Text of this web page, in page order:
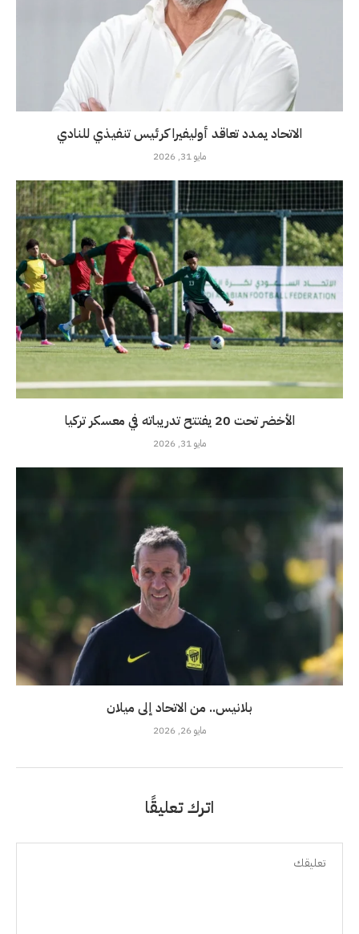
الاتحاد يمدد تعاقد أوليفيرا كرئيس تنفيذي للنادي
مايو 31, 2026
الأخضر تحت 20 يفتتح تدريباته في معسكر تركيا
مايو 31, 2026
بلانيس.. من الاتحاد إلى ميلان
مايو 26, 2026
اترك تعليقًا